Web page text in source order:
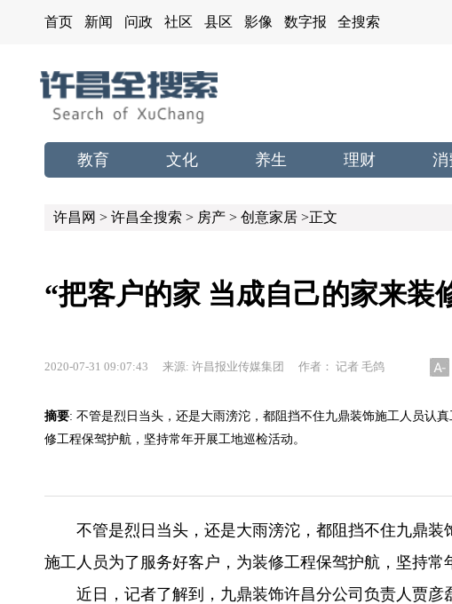
首页 新闻 问政 社区 县区 影像 数字报 全搜索
教育 文化 养生 理财 消
许昌网 > 许昌全搜索 > 房产 > 创意家居 >正文
“把客户的家 当成自己的家来装
2020-07-31 09:07:43 来源: 许昌报业传媒集团 作者： 记者 毛鸽
摘要: 不管是烈日当头，还是大雨滂沱，都阻挡不住九鼎装饰施工人员认
修工程保驾护航，坚持常年开展工地巡检活动。
不管是烈日当头，还是大雨滂沱，都阻挡不住九鼎
施工人员为了服务好客户，为装修工程保驾护航，坚持常
近日，记者了解到，九鼎装饰许昌分公司负责人贾